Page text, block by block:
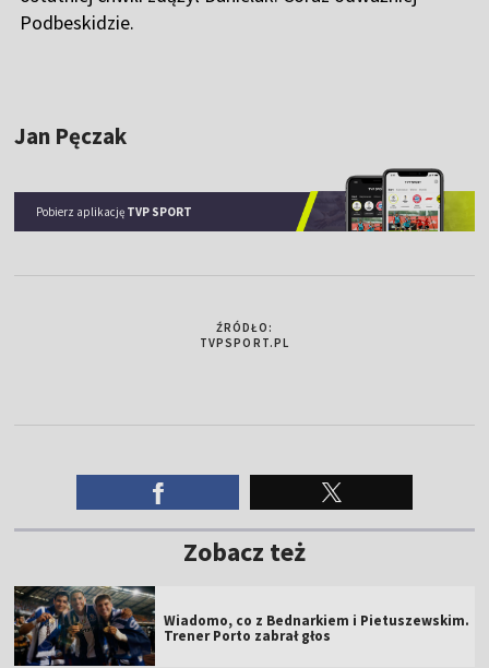
Podbeskidzie.
Jan Pęczak
Pobierz aplikację TVP SPORT
ŹRÓDŁO:
TVPSPORT.PL
Zobacz też
Wiadomo, co z Bednarkiem i Pietuszewskim.
Trener Porto zabrał głos